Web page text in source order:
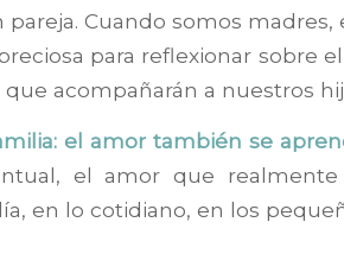
pareja. Cuando somos
para reflexionar sobre
acompañarán a nuestros
el amor también se
el amor que
en lo cotidiano, en los